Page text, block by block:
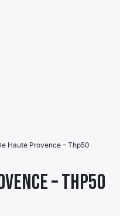
– Thp50
Haute Provence – Thp50
Élément